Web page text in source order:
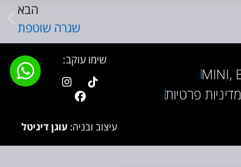
הבא
שגרה שוטפת
מדיניות פרטיות
שימו עוקב:
עיצוב ובניה:עוגן דיגיטל